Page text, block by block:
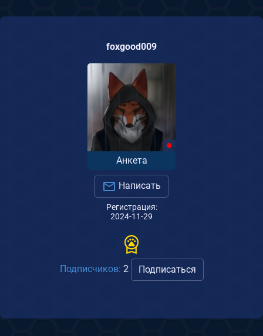
foxgood009
Анкета
Написать
Регистрация:
2024-11-29
Подписчиков: 2 Подписаться